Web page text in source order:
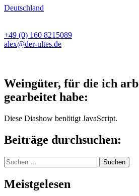
Deutschland
+49 (0) 160 8215089
alex@der-ultes.de
Weingüter, für die ich
gearbeitet habe:
Diese Diashow benötigt JavaScript.
Beiträge durchsuchen:
Suchen
nach:
Meistgelesen